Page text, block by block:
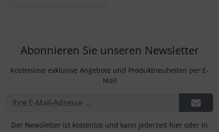
Abonnieren Sie unseren Newsletter
Kostenlose exklusive Angebote und Produktneuheiten per E-
Mail
Der Newsletter ist kostenlos und kann jederzeit hier oder in